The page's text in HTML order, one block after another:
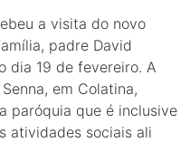
a visita do novo
padre David
dia 19 de fevereiro. A
em Colatina,
paróquia que é inclusive
atividades sociais ali